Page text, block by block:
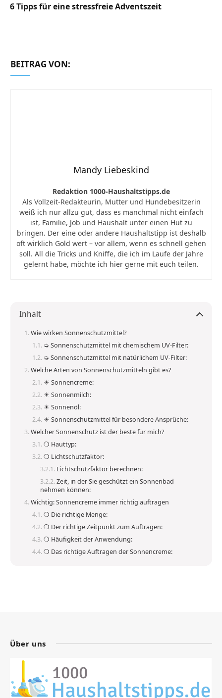
6 Tipps für eine stressfreie Adventszeit
BEITRAG VON:
Mandy Liebeskind
Redaktion 1000-Haushaltstipps.de
Als Vollzeit-Redakteurin, Mutter und Hundebesitzerin
weiß ich nur allzu gut, dass es manchmal nicht einfach
ist, Familie, Job und Haushalt unter einen Hut zu
bringen. Der eine oder andere Haushaltstipp ist deshalb
oft wirklich Gold wert – vor allem, wenn es schnell gehen
soll. All die Tricks und Kniffe, die ich im Laufe der Jahre
gelernt habe, möchte ich hier gerne mit euch teilen.
Inhalt
Wie wirken Sonnenschutzmittel?
➭ Sonnenschutzmittel mit chemischem UV-Filter:
➭ Sonnenschutzmittel mit natürlichem UV-Filter:
Welche Arten von Sonnenschutzmitteln gibt es?
☀ Sonnencreme:
☀ Sonnenmilch:
☀ Sonnenöl:
☀ Sonnenschutzmittel für besondere Ansprüche:
Welcher Sonnenschutz ist der beste für mich?
❍ Hauttyp:
❍ Lichtschutzfaktor:
Lichtschutzfaktor berechnen:
Zeit, in der Sie geschützt ein Sonnenbad
nehmen können:
Wichtig: Sonnencreme immer richtig auftragen
❍ Die richtige Menge:
❍ Der richtige Zeitpunkt zum Auftragen:
❍ Häufigkeit der Anwendung:
❍ Das richtige Auftragen der Sonnencreme:
Über uns